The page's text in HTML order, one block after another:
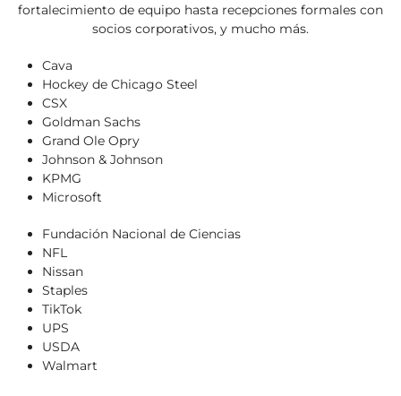
fortalecimiento de equipo hasta recepciones formales con
socios corporativos, y mucho más.
Cava
Hockey de Chicago Steel
CSX
Goldman Sachs
Grand Ole Opry
Johnson & Johnson
KPMG
Microsoft
Fundación Nacional de Ciencias
NFL
Nissan
Staples
TikTok
UPS
USDA
Walmart